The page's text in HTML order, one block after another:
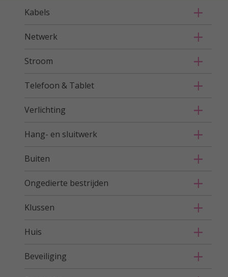
Kabels
Netwerk
Stroom
Telefoon & Tablet
Verlichting
Hang- en sluitwerk
Buiten
Ongedierte bestrijden
Klussen
Huis
Beveiliging